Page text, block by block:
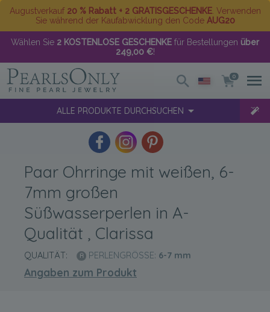
Augustverkauf 20 % Rabatt + 2 GRATISGESCHENKE. Verwenden
Sie während der Kaufabwicklung den Code AUG20
Wählen Sie 2 KOSTENLOSE GESCHENKE für Bestellungen über
249,00 €!
0
ALLE PRODUKTE DURCHSUCHEN
Paar Ohrringe mit weißen, 6-
7mm großen
Süßwasserperlen in A-
Qualität , Clarissa
QUALITÄT: PERLENGRÖSSE: 6-7 mm
Angaben zum Produkt